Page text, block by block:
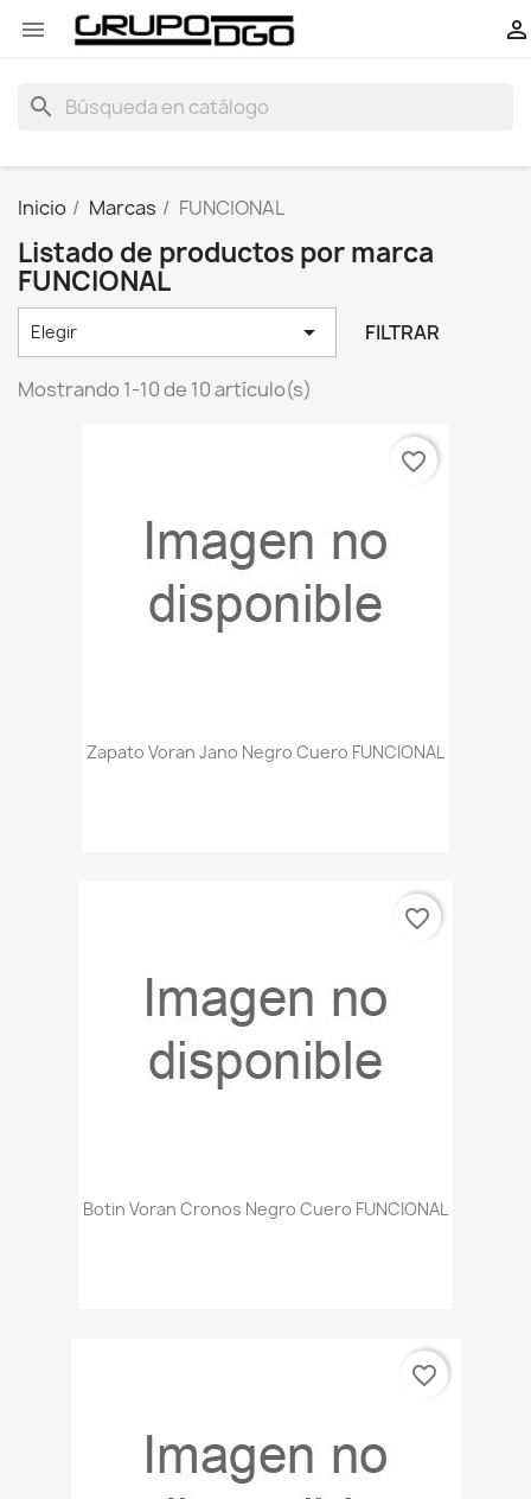
 
search
Inicio Marcas FUNCIONAL
Listado de productos por marca
FUNCIONAL
Elegir  FILTRAR
Mostrando 1-10 de 10 artículo(s)
Zapato Voran Jano Negro Cuero FUNCIONAL
favorite_border
Botin Voran Cronos Negro Cuero FUNCIONAL
favorite_border
favorite_border